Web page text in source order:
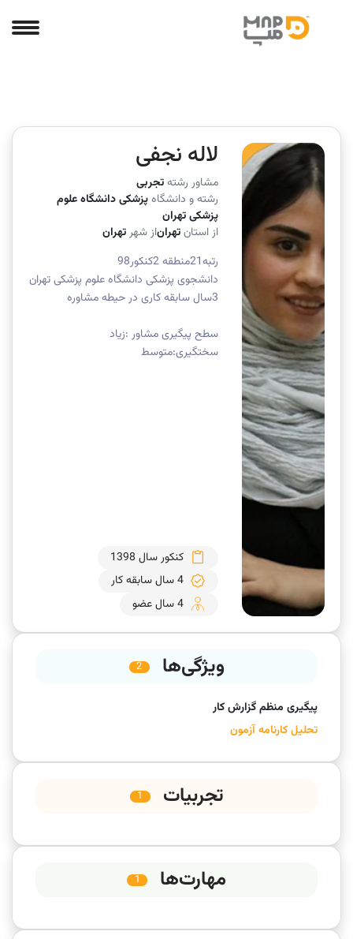
لاله نجفی
مشاور رشتهتجربی
رشته و دانشگاهپزشکی دانشگاه علوم
پزشکی تهران
از استانتهراناز شهرتهران
رتبه21منطقه 2کنکور98
دانشجوی پزشکی دانشگاه علوم پزشکی تهران
3سال سابقه کاری در حیطه مشاوره
سطح پیگیری مشاور :زیاد
سختگیری:متوسط
کنکور سال 1398
4 سال سابقه کار
4 سال عضو
ویژگی‌ها 2
پیگیری منظم گزارش کار
تحلیل کارنامه آزمون
تجربیات 1
مهارت‌ها 1